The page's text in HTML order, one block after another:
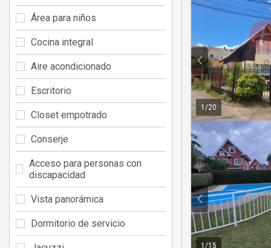
1 /20
1 /15
Área para niños
Cocina integral
Aire acondicionado
Escritorio
Closet empotrado
Conserje
Acceso para personas con
discapacidad
Vista panorámica
Dormitorio de servicio